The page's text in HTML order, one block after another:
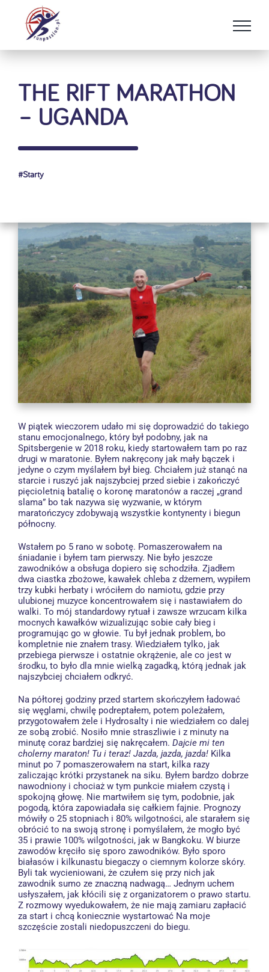
zawartości
THE RIFT MARATHON
– UGANDA
#Starty
Pokaż
większy
obrazek
W piątek wieczorem udało mi się doprowadzić do takiego
stanu emocjonalnego, który był podobny, jak na
Spitsbergenie w 2018 roku, kiedy startowałem tam po raz
drugi w maratonie. Byłem nakręcony jak mały bączek i
jedyne o czym myślałem był bieg. Chciałem już stanąć na
starcie i ruszyć jak najszybciej przed siebie i zakończyć
pięcioletnią batalię o koronę maratonów a raczej „grand
slama” bo tak nazywa się wyzwanie, w którym
maratończycy zdobywają wszystkie kontynenty i biegun
północny.
Wstałem po 5 rano w sobotę. Pomaszerowałem na
śniadanie i byłem tam pierwszy. Nie było jeszcze
zawodników a obsługa dopiero się schodziła. Zjadłem
dwa ciastka zbożowe, kawałek chleba z dżemem, wypiłem
trzy kubki herbaty i wróciłem do namiotu, gdzie przy
ulubionej muzyce koncentrowałem się i nastawiałem do
walki. To mój standardowy rytuał i zawsze wrzucam kilka
mocnych kawałków wizualizując sobie cały bieg i
programując go w głowie. Tu był jednak problem, bo
kompletnie nie znałem trasy. Wiedziałem tylko, jak
przebiega pierwsze i ostatnie okrążenie, ale co jest w
środku, to było dla mnie wielką zagadką, którą jednak jak
najszybciej chciałem odkryć.
Na półtorej godziny przed startem skończyłem ładować
się węglami, chwilę podreptałem, potem poleżałem,
przygotowałem żele i Hydrosalty i nie wiedziałem co dalej
ze sobą zrobić. Nosiło mnie straszliwie i z minuty na
minutę coraz bardziej się nakręcałem. Dajcie mi ten
cholerny maraton! Tu i teraz! Jazda, jazda, jazda! Kilka
minut po 7 pomaszerowałem na start, kilka razy
zaliczając krótki przystanek na siku. Byłem bardzo dobrze
nawodniony i chociaż w tym punkcie miałem czystą i
spokojną głowę. Nie martwiłem się tym, podobnie, jak
pogodą, która zapowiadała się całkiem fajnie. Prognozy
mówiły o 25 stopniach i 80% wilgotności, ale starałem się
obrócić to na swoją stronę i pomyślałem, że mogło być
35 i prawie 100% wilgotności, jak w Bangkoku. W biurze
zawodów kręciło się sporo zawodników. Było sporo
białasów i kilkunastu biegaczy o ciemnym kolorze skóry.
Byli tak wycieniowani, że czułem się przy nich jak
zawodnik sumo ze znaczną nadwagą… Jednym uchem
usłyszałem, jak kłócili się z organizatorem o prawo startu.
Z rozmowy wyedukowałem, że nie mają zamiaru zapłacić
za start i chcą koniecznie wystartować Na moje
szczęście zostali niedopuszczeni do biegu.